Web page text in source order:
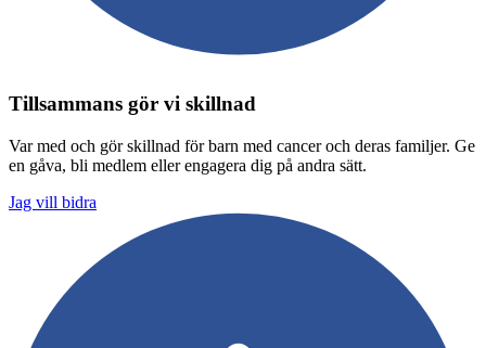
Tillsammans gör vi skillnad
Var med och gör skillnad för barn med cancer och deras familjer. Ge
en gåva, bli medlem eller engagera dig på andra sätt.
Jag vill bidra